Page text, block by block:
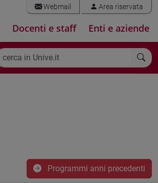
Webmail Area riservata
Docenti e staff Enti e aziende
Programmi anni precedenti